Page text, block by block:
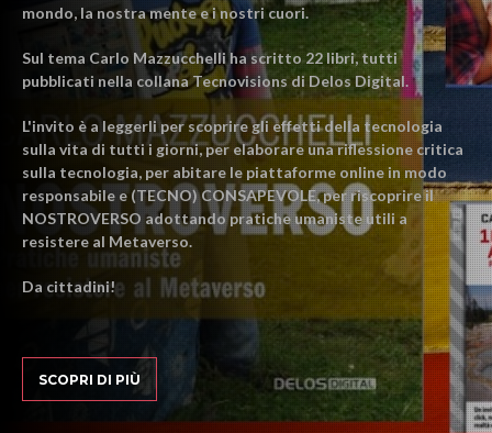
mondo, la nostra mente e i nostri cuori.
Sul tema Carlo Mazzucchelli ha scritto 22 libri, tutti
pubblicati nella collana Tecnovisions di Delos Digital.
L'invito è a leggerli per scoprire gli effetti della tecnologia
sulla vita di tutti i giorni, per elaborare una riflessione critica
sulla tecnologia, per abitare le piattaforme online in modo
responsabile e (TECNO) CONSAPEVOLE, per riscoprire il
NOSTROVERSO adottando pratiche umaniste utili a
resistere al Metaverso.
Da cittadini!
SCOPRI DI PIÙ